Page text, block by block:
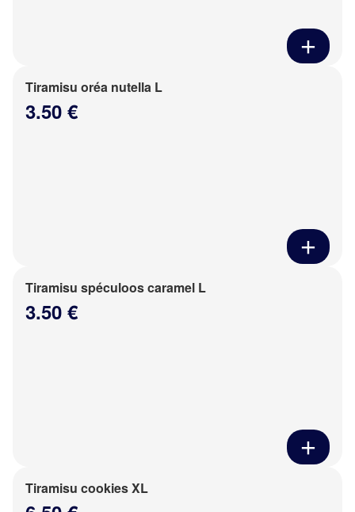
Tiramisu oréa nutella L
3.50 €
Tiramisu spéculoos caramel L
3.50 €
Tiramisu cookies XL